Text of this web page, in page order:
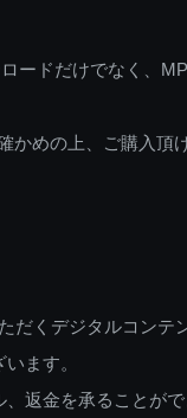
ドだけでなく、
めの上、ご購入頂
くデジタルコンテ
ます。
返金を承ることがで